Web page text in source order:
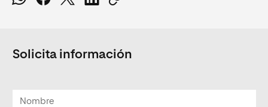
Solicita información